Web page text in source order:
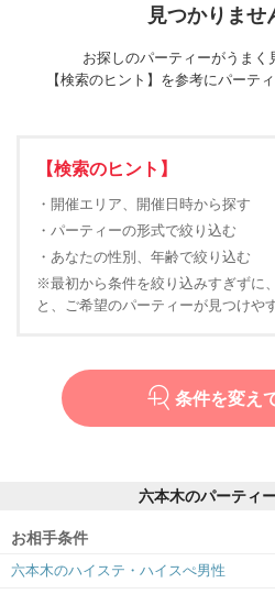
見つかりませ
お探しのパーティーがうまく
【検索のヒント】を参考にパーテ
【検索のヒント】
・開催エリア、開催日時から探す
・パーティーの形式で絞り込む
・あなたの性別、年齢で絞り込む
※最初から条件を絞り込みすぎずに
と、ご希望のパーティーが見つけや
条件を変え
六本木のパーティ
お相手条件
六本木のハイステ・ハイスぺ男性